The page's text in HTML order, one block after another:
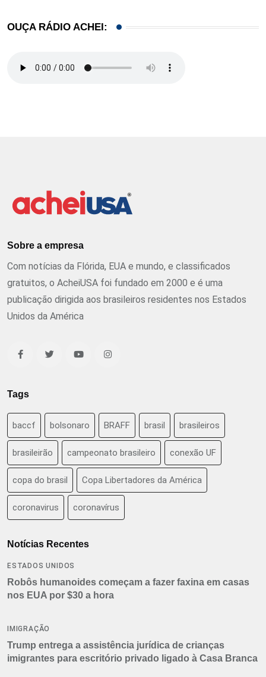
OUÇA RÁDIO ACHEI:
Sobre a empresa
Com notícias da Flórida, EUA e mundo, e classificados
gratuitos, o AcheiUSA foi fundado em 2000 e é uma
publicação dirigida aos brasileiros residentes nos Estados
Unidos da América
Tags
baccf bolsonaro BRAFF brasil brasileiros
brasileirão campeonato brasileiro conexão UF
copa do brasil Copa Libertadores da América
coronavirus coronavírus
Notícias Recentes
ESTADOS UNIDOS
Robôs humanoides começam a fazer faxina em casas
nos EUA por $30 a hora
IMIGRAÇÃO
Trump entrega a assistência jurídica de crianças
imigrantes para escritório privado ligado à Casa Branca